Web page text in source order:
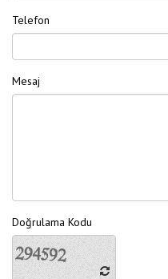
Telefon
Mesaj
Doğrulama Kodu